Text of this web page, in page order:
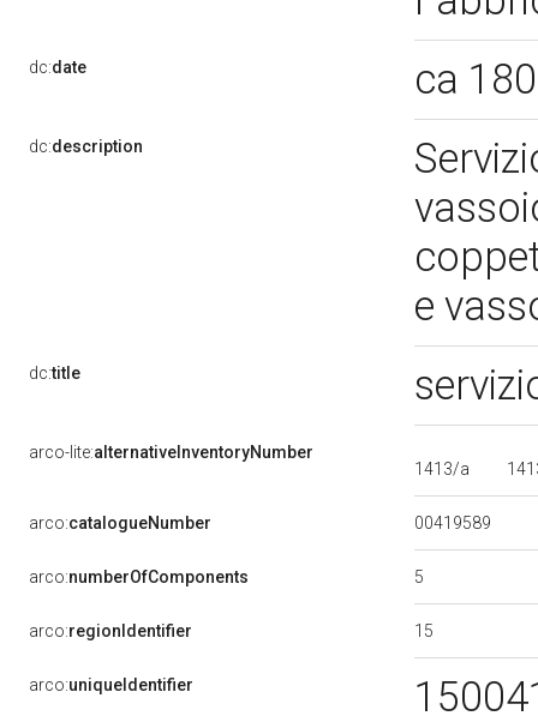
dc:date ca
dc:description
e
dc:title
arco-lite:alternativeInventoryNumber
1413/a
arco:catalogueNumber 00419589
arco:numberOfComponents 5
arco:regionIdentifier 15
arco:uniqueIdentifier